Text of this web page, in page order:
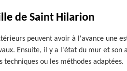
de Saint Hilarion
peuvent avoir à l'avance une
Ensuite, il y a l'état du mur et son
ou les méthodes adaptées.